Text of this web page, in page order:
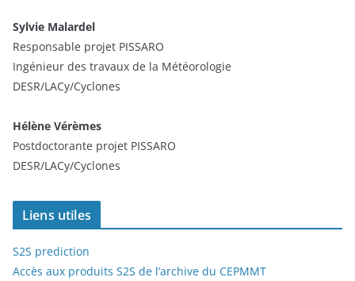
Sylvie Malardel
Responsable projet PISSARO
Ingénieur des travaux de la Météorologie
DESR/LACy/Cyclones
Hélène Vérèmes
Postdoctorante projet PISSARO
DESR/LACy/Cyclones
Liens utiles
S2S prediction
Accès aux produits S2S de l’archive du CEPMMT